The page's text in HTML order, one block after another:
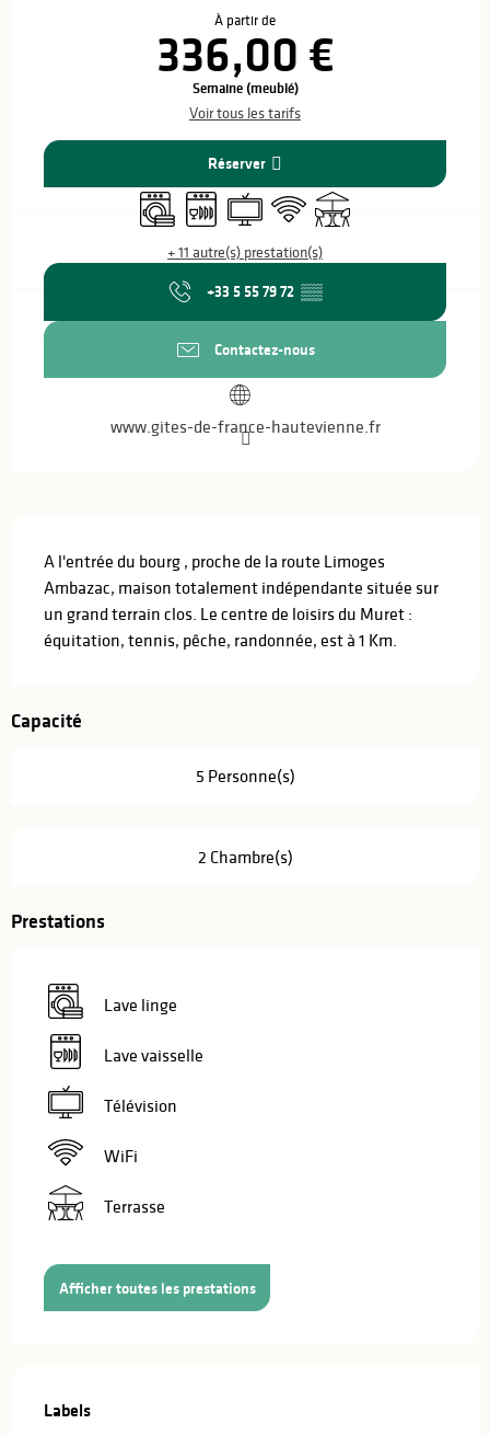
À partir de
336,00 €
Semaine (meublé)
Voir tous les tarifs
Réserver
Lave lingeLave vaisselle
Télévision
WiFi Terrasse
+ 11 autre(s) prestation(s)
+33 5 55 79 72 ▒▒
Contactez-nous
www.gites-de-france-hautevienne.fr
A l'entrée du bourg , proche de la route Limoges
Ambazac, maison totalement indépendante située sur
un grand terrain clos. Le centre de loisirs du Muret :
équitation, tennis, pêche, randonnée, est à 1 Km.
Capacité
5 Personne(s)
2 Chambre(s)
Prestations
Lave linge
Lave vaisselle
Télévision
WiFi
Terrasse
Afficher toutes les prestations
Labels
Labels